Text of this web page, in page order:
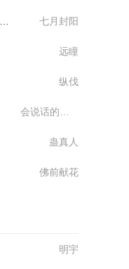
七月封阳
远瞳
纵伐
蛊真人
佛前献花
明宇